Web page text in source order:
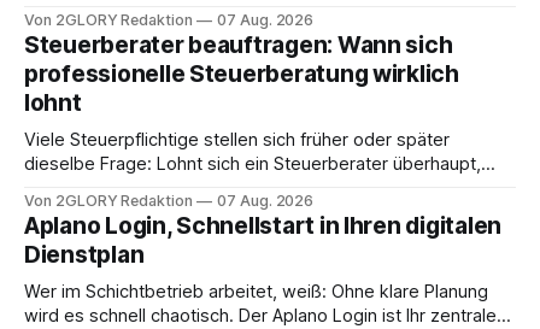
angewiesen ist, stellt sich für Familien eine schwierige
Frage: Muss die Versorgung dauerhaft in der Klinik bleiben –
oder ist ein Leben zu Hause möglich? Die außerklinische
Intensivpflege bietet genau diese Alternative: Sie
Von 2GLORY Redaktion 07 Aug. 2026
Steuerberater beauftragen: Wann sich
professionelle Steuerberatung wirklich
lohnt
Viele Steuerpflichtige stellen sich früher oder später
dieselbe Frage: Lohnt sich ein Steuerberater überhaupt,
erledigen? Die kurze Antwort: Bei einfachen
Einkommensverhältnissen reicht häufig eine Steuersoftware
aus – sobald jedoch mehrere Einkunftsarten
zusammentreffen oder größere finanzielle Veränderungen
anstehen, zahlt sich professionelle Unterstützung meist
Von 2GLORY Redaktion 07 Aug. 2026
Aplano Login, Schnellstart in Ihren digitalen
Dienstplan
Wer im Schichtbetrieb arbeitet, weiß: Ohne klare Planung
wird es schnell chaotisch. Der Aplano Login ist Ihr zentraler